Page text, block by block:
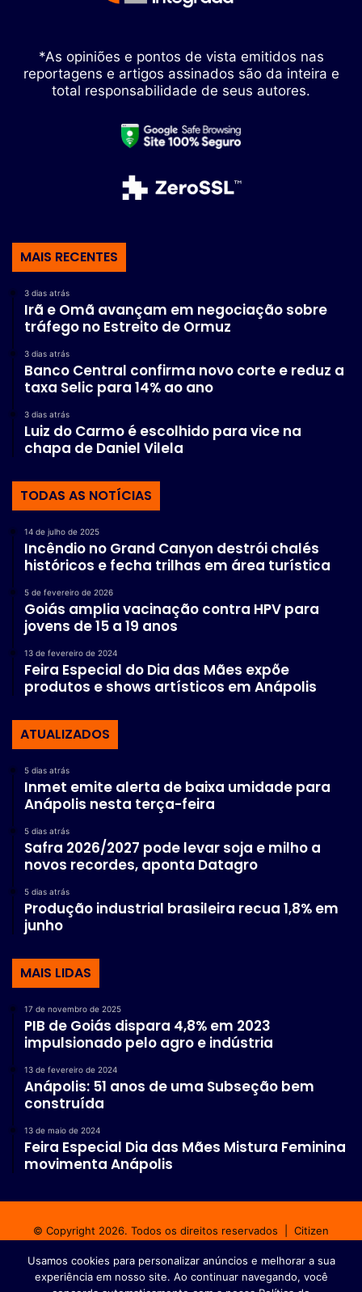
*As opiniões e pontos de vista emitidos nas
reportagens e artigos assinados são da inteira e
total responsabilidade de seus autores.
MAIS RECENTES
3 dias atrás
Irã e Omã avançam em negociação sobre
tráfego no Estreito de Ormuz
3 dias atrás
Banco Central confirma novo corte e reduz a
taxa Selic para 14% ao ano
3 dias atrás
Luiz do Carmo é escolhido para vice na
chapa de Daniel Vilela
TODAS AS NOTÍCIAS
14 de julho de 2025
Incêndio no Grand Canyon destrói chalés
históricos e fecha trilhas em área turística
5 de fevereiro de 2026
Goiás amplia vacinação contra HPV para
jovens de 15 a 19 anos
13 de fevereiro de 2024
Feira Especial do Dia das Mães expõe
produtos e shows artísticos em Anápolis
ATUALIZADOS
5 dias atrás
Inmet emite alerta de baixa umidade para
Anápolis nesta terça-feira
5 dias atrás
Safra 2026/2027 pode levar soja e milho a
novos recordes, aponta Datagro
5 dias atrás
Produção industrial brasileira recua 1,8% em
junho
MAIS LIDAS
17 de novembro de 2025
PIB de Goiás dispara 4,8% em 2023
impulsionado pelo agro e indústria
13 de fevereiro de 2024
Anápolis: 51 anos de uma Subseção bem
construída
13 de maio de 2024
Feira Especial Dia das Mães Mistura Feminina
movimenta Anápolis
© Copyright 2026. Todos os direitos reservados | Citizen
Comunicação Integrada
Início Fale conosco Política de privacidade
Usamos cookies para personalizar anúncios e melhorar a sua
experiência em nosso site. Ao continuar navegando, você